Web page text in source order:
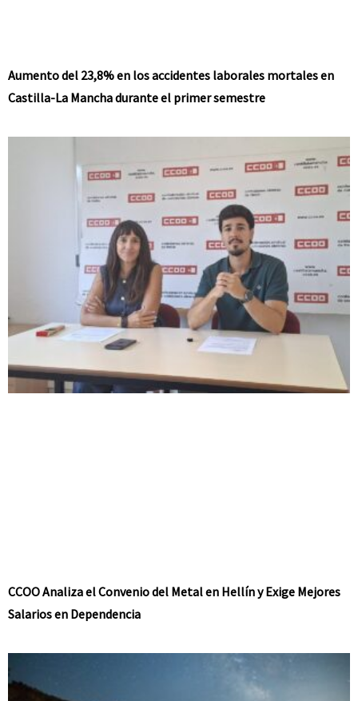
Aumento del 23,8% en los accidentes laborales mortales en
Castilla-La Mancha durante el primer semestre
CCOO Analiza el Convenio del Metal en Hellín y Exige Mejores
Salarios en Dependencia